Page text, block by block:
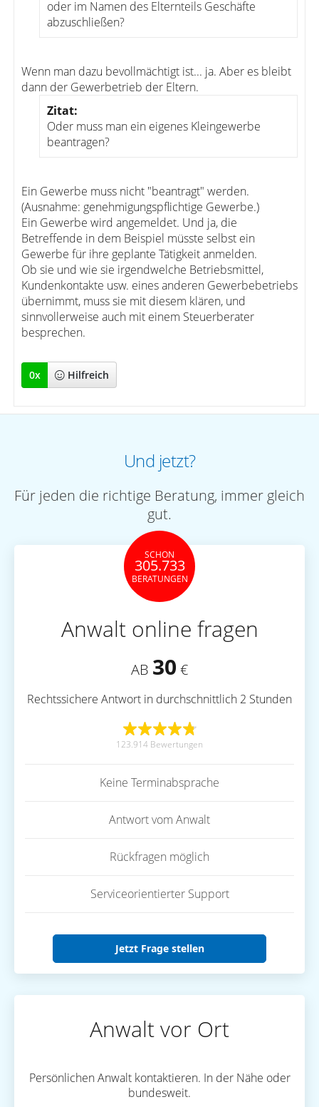
oder im Namen des Elternteils Geschäfte
abzuschließen?
Wenn man dazu bevollmächtigt ist... ja. Aber es bleibt
dann der Gewerbetrieb der Eltern.
Zitat:
Oder muss man ein eigenes Kleingewerbe
beantragen?
Ein Gewerbe muss nicht "beantragt" werden.
(Ausnahme: genehmigungspflichtige Gewerbe.)
Ein Gewerbe wird angemeldet. Und ja, die
Betreffende in dem Beispiel müsste selbst ein
Gewerbe für ihre geplante Tätigkeit anmelden.
Ob sie und wie sie irgendwelche Betriebsmittel,
Kundenkontakte usw. eines anderen Gewerbebetriebs
übernimmt, muss sie mit diesem klären, und
sinnvollerweise auch mit einem Steuerberater
besprechen.
0x Hilfreich
Und jetzt?
Für jeden die richtige Beratung, immer gleich
gut.
SCHON
305.733
BERATUNGEN
Anwalt online fragen
AB 30 €
Rechtssichere Antwort in durchschnittlich 2 Stunden
123.914 Bewertungen
Keine Terminabsprache
Antwort vom Anwalt
Rückfragen möglich
Serviceorientierter Support
Jetzt Frage stellen
Anwalt vor Ort
Persönlichen Anwalt kontaktieren. In der Nähe oder
bundesweit.